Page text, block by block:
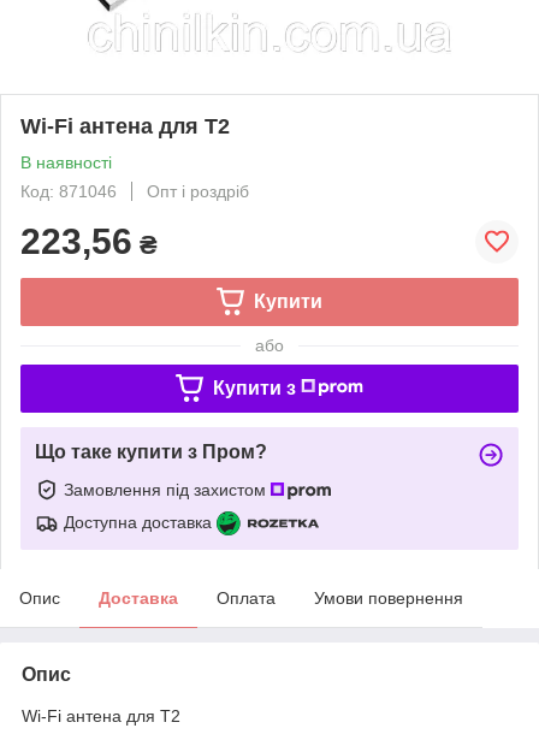
Wi-Fi антена для T2
В наявності
Код: 871046
Опт і роздріб
223,56 ₴
Купити
або
Купити з
Що таке купити з Пром?
Замовлення під захистом
Доступна доставка
Опис Доставка Оплата Умови повернення
Опис
Wi-Fi антена для T2